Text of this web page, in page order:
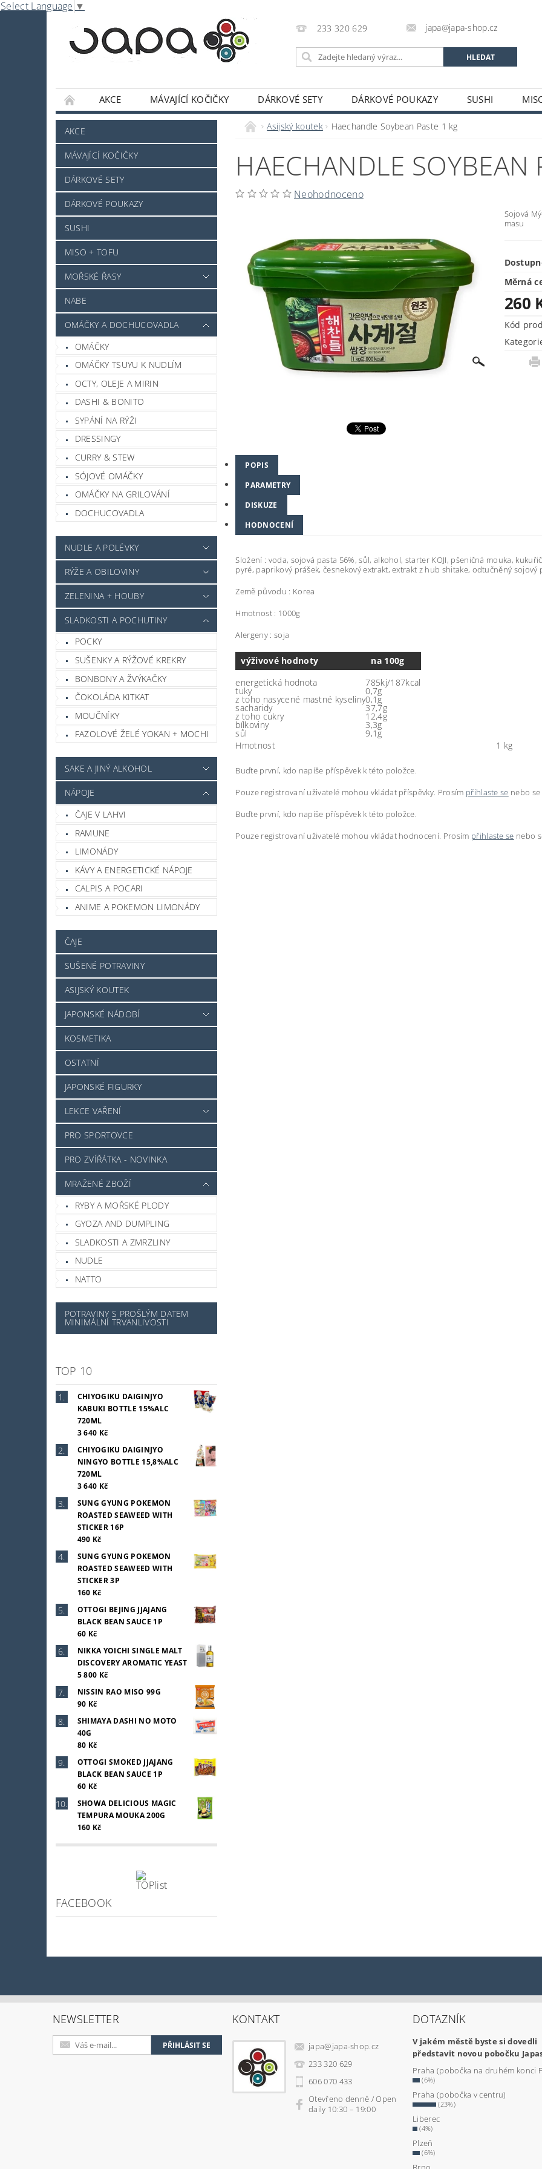
Select Language ▼
233 320 629 japa@japa-shop.cz
AKCE MÁVAJÍCÍ KOČIČKY DÁRKOVÉ SETY DÁRKOVÉ POUKAZY SUSHI
NABE
OMÁČKY A DOCHUCOVADLA NUDLE A POLÉVKY RÝŽE A OBILOVINY
SLADKOSTI A POCHUTINY
SAKE A JINÝ ALKOHOL
JAPONSKÉ NÁDOBÍ
KOSMETIKA OSTATNÍ JAPONSKÉ FIGURKY LEKCE VAŘENÍ
PRO ZVÍŘÁTKA - NOVINKA
MRAŽENÉ ZBOŽÍ
NAPIŠTE NÁM
AKCE
MÁVAJÍCÍ KOČIČKY
DÁRKOVÉ SETY
DÁRKOVÉ POUKAZY
SUSHI
MISO + TOFU
MOŘSKÉ ŘASY
NABE
OMÁČKY A DOCHUCOVADLA
OMÁČKY
OMÁČKY TSUYU K NUDLÍM
OCTY, OLEJE A MIRIN
DASHI & BONITO
SYPÁNÍ NA RÝŽI
DRESSINGY
CURRY & STEW
SÓJOVÉ OMÁČKY
OMÁČKY NA GRILOVÁNÍ
DOCHUCOVADLA
NUDLE A POLÉVKY
RÝŽE A OBILOVINY
ZELENINA + HOUBY
SLADKOSTI A POCHUTINY
POCKY
SUŠENKY A RÝŽOVÉ KREKRY
BONBONY A ŽVÝKAČKY
ČOKOLÁDA KITKAT
MOUČNÍKY
FAZOLOVÉ ŽELÉ YOKAN + MOCHI
SAKE A JINÝ ALKOHOL
NÁPOJE
ČAJE V LAHVI
RAMUNE
LIMONÁDY
KÁVY A ENERGETICKÉ NÁPOJE
CALPIS A POCARI
ANIME A POKEMON LIMONÁDY
ČAJE
SUŠENÉ POTRAVINY
ASIJSKÝ KOUTEK
JAPONSKÉ NÁDOBÍ
KOSMETIKA
OSTATNÍ
JAPONSKÉ FIGURKY
LEKCE VAŘENÍ
PRO SPORTOVCE
PRO ZVÍŘÁTKA - NOVINKA
MRAŽENÉ ZBOŽÍ
RYBY A MOŘSKÉ PLODY
GYOZA AND DUMPLING
SLADKOSTI A ZMRZLINY
NUDLE
NATTO
POTRAVINY S PROŠLÝM DATEM
MINIMÁLNÍ TRVANLIVOSTI
TOP 10
CHIYOGIKU DAIGINJYO
KABUKI BOTTLE 15%ALC
720ML
3 640 Kč
CHIYOGIKU DAIGINJYO
NINGYO BOTTLE 15,8%ALC
720ML
3 640 Kč
SUNG GYUNG POKEMON
ROASTED SEAWEED WITH
STICKER 16P
490 Kč
SUNG GYUNG POKEMON
ROASTED SEAWEED WITH
STICKER 3P
160 Kč
OTTOGI BEJING JJAJANG
BLACK BEAN SAUCE 1P
60 Kč
NIKKA YOICHI SINGLE MALT
DISCOVERY AROMATIC YEAST
5 800 Kč
NISSIN RAO MISO 99G
90 Kč
SHIMAYA DASHI NO MOTO
40G
80 Kč
OTTOGI SMOKED JJAJANG
BLACK BEAN SAUCE 1P
60 Kč
SHOWA DELICIOUS MAGIC
TEMPURA MOUKA 200G
160 Kč
FACEBOOK
Asijský koutek Haechandle Soybean Paste 1 kg
HAECHANDLE SOYBEAN
Neohodnoceno
Sojová
masu
Měrná
260
Kód
POPIS
PARAMETRY
DISKUZE
HODNOCENÍ
Složení : voda, sojová pasta 56%, sůl, alkohol, starter KOJI, pšeničná mouka,
pyré, paprikový prášek, česnekový extrakt, extrakt z hub shitake, odtučněný sojový
Země původu : Korea
Hmotnost : 1000g
Alergeny : soja
výživové hodnoty
na 100g
energetická hodnota
785kj/187kcal
tuky 0,7g
z toho nasycené mastné kyseliny0,1g
sacharidy 37,7g
z toho cukry 12,4g
bílkoviny 3,3g
sůl
9,1g
Hmotnost
1 kg
Buďte první, kdo napíše příspěvek k této položce.
Pouze registrovaní uživatelé mohou vkládat příspěvky. Prosím přihlaste se nebo se
Buďte první, kdo napíše příspěvek k této položce.
Pouze registrovaní uživatelé mohou vkládat hodnocení. Prosím přihlaste se nebo
NEWSLETTER KONTAKT
japa@japa-shop.cz
233 320 629
606 070 433
Otevřeno denně / Open
daily 10:30 – 19:00
DOTAZNÍK
V jakém městě byste si dovedli
představit novou pobočku
Praha (pobočka na druhém konci
(6%)
Praha (pobočka v centru)
(23%)
Liberec
(4%)
Plzeň
(6%)